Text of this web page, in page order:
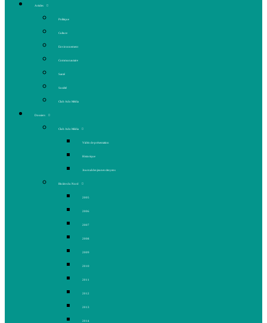
Articles
Politique
Culture
Environnement
Communautaire
Santé
Société
Club Ado Média
Dossiers
Club Ado Média
Vidéo de présentation
Historique
Journal des jeunes citoyens
Rivière du Nord
2005
2006
2007
2008
2009
2010
2011
2012
2013
2014